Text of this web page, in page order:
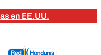
en EE.UU.